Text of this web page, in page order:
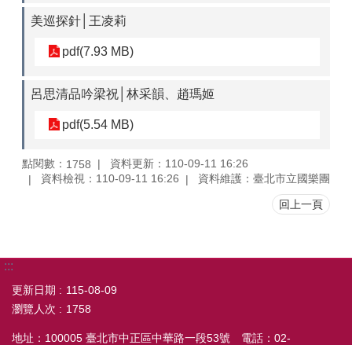
美巡探針│王凌莉
pdf(7.93 MB)
呂思清品吟梁祝│林采韻、趙瑪姬
pdf(5.54 MB)
點閱數： 1758
資料更新：110-09-11 16:26
資料檢視：110-09-11 16:26
資料維護：臺北市立國樂團
回上一頁
:::
更新日期
115-08-09
瀏覽人次
1758
地址：100005 臺北市中正區中華路一段53號 電話：02-